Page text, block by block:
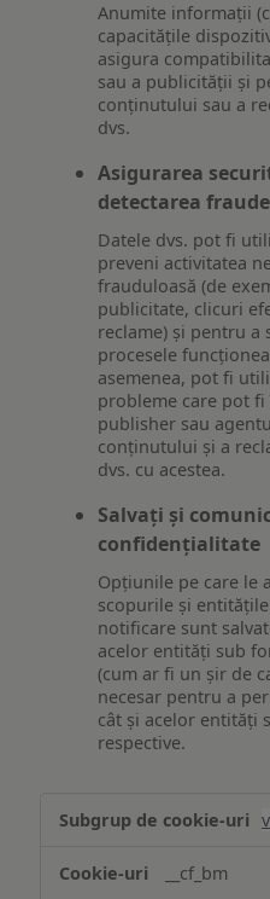
Anumite informații
capacitățile
asigura
sau a publicității și
conținutului sau a
dvs.
Asigurarea
detectarea
Datele dvs. pot fi
preveni activitatea
frauduloasă (de
publicitate, clicuri
reclame) și pentru a
procesele
asemenea, pot fi
probleme care pot
publisher sau
conținutului și a
dvs. cu acestea.
Salvați și
confidențialitate
Opțiunile pe care le
scopurile și
notificare sunt
acelor entități sub
(cum ar fi un șir de
necesar pentru a
cât și acelor entități
respective.
funcționalităților
ului
__cf_bm